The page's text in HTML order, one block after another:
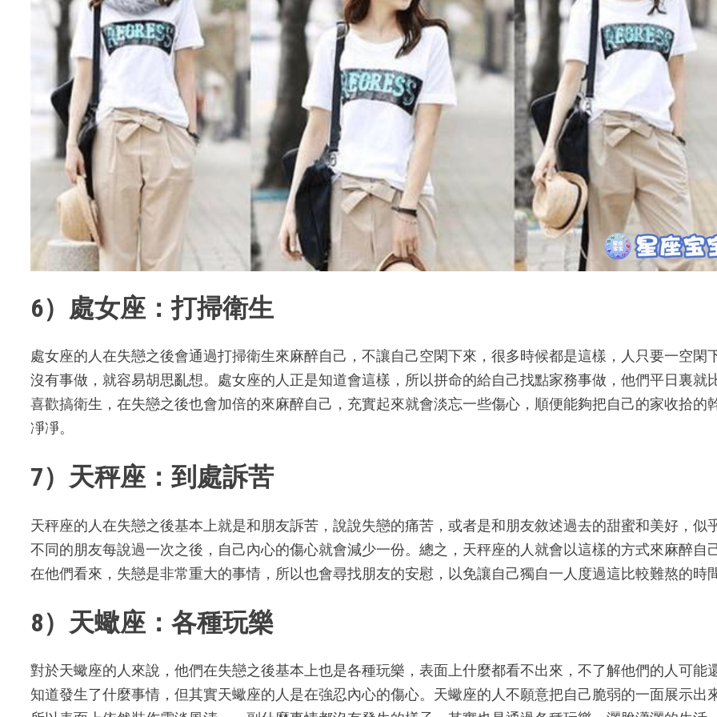
6）處女座：打掃衛生
處女座的人在失戀之後會通過打掃衛生來麻醉自己，不讓自己空閑下來，很多時候都是這樣，人只要一空閑
沒有事做，就容易胡思亂想。處女座的人正是知道會這樣，所以拼命的給自己找點家務事做，他們平日裏就
喜歡搞衛生，在失戀之後也會加倍的來麻醉自己，充實起來就會淡忘一些傷心，順便能夠把自己的家收拾的
凈凈。
7）天秤座：到處訴苦
天秤座的人在失戀之後基本上就是和朋友訴苦，說說失戀的痛苦，或者是和朋友敘述過去的甜蜜和美好，似
不同的朋友每說過一次之後，自己內心的傷心就會減少一份。總之，天秤座的人就會以這樣的方式來麻醉自
在他們看來，失戀是非常重大的事情，所以也會尋找朋友的安慰，以免讓自己獨自一人度過這比較難熬的時
8）天蠍座：各種玩樂
對於天蠍座的人來說，他們在失戀之後基本上也是各種玩樂，表面上什麼都看不出來，不了解他們的人可能
知道發生了什麼事情，但其實天蠍座的人是在強忍內心的傷心。天蠍座的人不願意把自己脆弱的一面展示出